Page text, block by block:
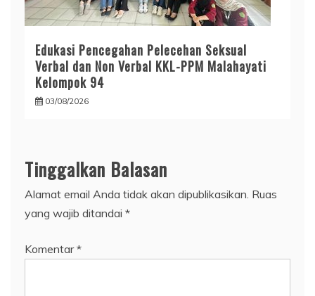
Edukasi Pencegahan Pelecehan Seksual
Verbal dan Non Verbal KKL-PPM Malahayati
Kelompok 94
03/08/2026
Tinggalkan Balasan
Alamat email Anda tidak akan dipublikasikan. Ruas
yang wajib ditandai *
Komentar*